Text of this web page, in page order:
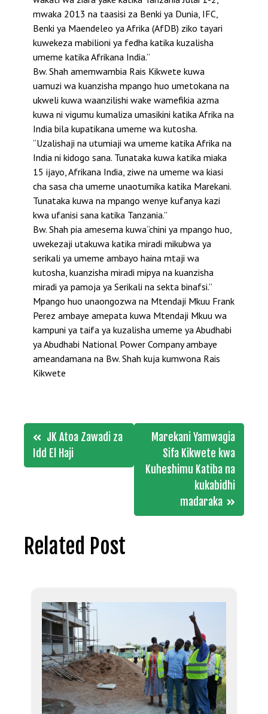
mwaka 2013 na taasisi za Benki ya Dunia, IFC,
Benki ya Maendeleo ya Afrika (AfDB) ziko tayari
kuwekeza mabilioni ya fedha katika kuzalisha
umeme katika Afrikana India.”
Bw. Shah amemwambia Rais Kikwete kuwa
uamuzi wa kuanzisha mpango huo umetokana na
ukweli kuwa waanzilishi wake wamefikia azma
kuwa ni vigumu kumaliza umasikini katika Afrika na
India bila kupatikana umeme wa kutosha.
“Uzalishaji na utumiaji wa umeme katika Afrika na
India ni kidogo sana. Tunataka kuwa katika miaka
15 ijayo, Afrikana India, ziwe na umeme wa kiasi
cha sasa cha umeme unaotumika katika Marekani.
Tunataka kuwa na mpango wenye kufanya kazi
kwa ufanisi sana katika Tanzania.”
Bw. Shah pia amesema kuwa“chini ya mpango huo,
uwekezaji utakuwa katika miradi mikubwa ya
serikali ya umeme ambayo haina mtaji wa
kutosha, kuanzisha miradi mipya na kuanzisha
miradi ya pamoja ya Serikali na sekta binafsi.”
Mpango huo unaongozwa na Mtendaji Mkuu Frank
Perez ambaye amepata kuwa Mtendaji Mkuu wa
kampuni ya taifa ya kuzalisha umeme ya Abudhabi
ya Abudhabi National Power Company ambaye
ameandamana na Bw. Shah kuja kumwona Rais
Kikwete
Post
navigation
JK Atoa Zawadi za
Idd El Haji
Marekani Yamwagia
Sifa Kikwete kwa
Kuheshimu Katiba na
kukabidhi
madaraka
Related Post